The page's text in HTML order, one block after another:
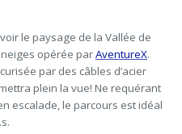
le paysage de la Vallée de
opérée parAventureX.
par des câbles d’acier
plein la vue! Ne requérant
escalade, le parcours est idéal